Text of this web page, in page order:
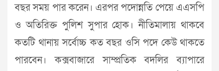
বছর সময় পার করেন। এরপর পদোন্নতি পেয়ে এএসপি
ও অতিরিক্ত পুলিশ সুপার হোক। নীতিমালায় থাকবে
কতটি থানায় সর্বোচ্চ কত বছর ওসি পদে কেউ থাকতে
পারবেন। কক্সবাজারে সাম্প্রতিক বদলির ব্যাপারে